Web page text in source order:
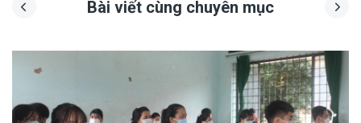
Bài viết cùng chuyên mục